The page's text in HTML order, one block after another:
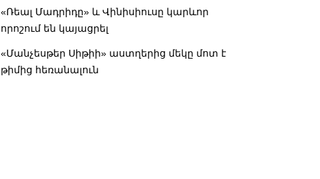
«Ռեալ Մադրիդը» և Վինիսիուսը կարևոր
որոշում են կայացրել
«Մանչեսթեր Սիթիի» աստղերից մեկը մոտ է
թիմից հեռանալուն